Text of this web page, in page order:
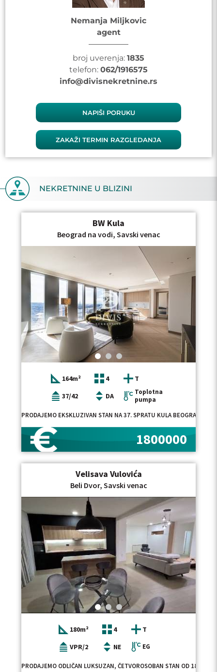
Nemanja Miljkovic
agent
broj uverenja: 1835
telefon: 062/1916575
info@divisnekretnine.rs
NAPIŠI PORUKU
ZAKAŽI TERMIN RAZGLEDANJA
NEKRETNINE U BLIZINI
BW Kula
Beograd na vodi, Savski venac
164m² 4
T
37/42
DA
Toplotna
pumpa
PRODAJEMO EKSKLUZIVAN STAN NA 37. SPRATU KULA BEOGRAD,
1800000
Velisava Vulovića
Beli Dvor, Savski venac
180m² 4
T
VPR/2
NE EG
PRODAJEMO ODLIČAN LUKSUZAN, ČETVOROSOBAN STAN OD 180M2